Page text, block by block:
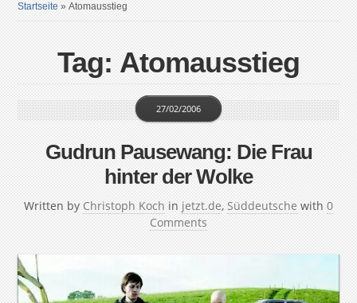
Startseite »Atomausstieg
Tag: Atomausstieg
Gudrun Pausewang: Die Frau
hinter der Wolke
Written by Christoph Koch
27/02/2006
in jetzt.de, Süddeutsche with 0
Comments